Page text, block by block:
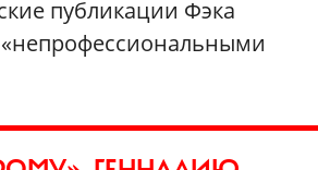
публикации Фэка
«непрофессиональными